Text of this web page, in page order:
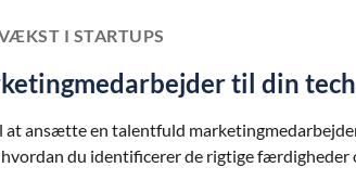
I STARTUPS
til din
ansætte en talentfuld
du identificerer de rigtige færdigheder